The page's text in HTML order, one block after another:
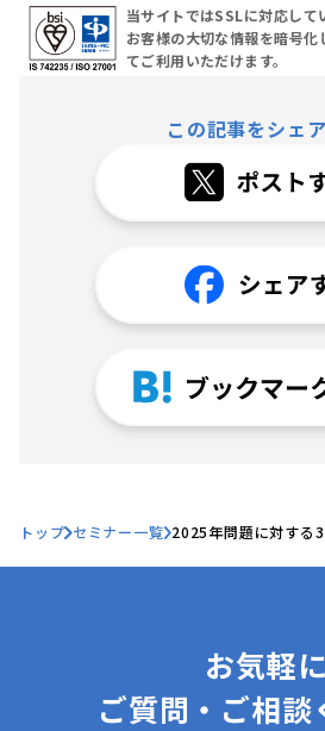
当サイトではSSLに対応して
お客様の大切な情報を暗号
てご利用いただけます。
この記事をシェ
トップ セミナー一覧 2025年問題に対する
お気軽に
ご質問・ご相談